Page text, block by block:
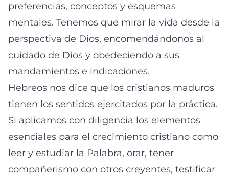
preferencias, conceptos y esquemas
mentales. Tenemos que mirar la vida desde la
perspectiva de Dios, encomendándonos al
cuidado de Dios y obedeciendo a sus
mandamientos e indicaciones.
Hebreos nos dice que los cristianos maduros
tienen los sentidos ejercitados por la práctica.
Si aplicamos con diligencia los elementos
esenciales para el crecimiento cristiano como
leer y estudiar la Palabra, orar, tener
compañerismo con otros creyentes, testificar